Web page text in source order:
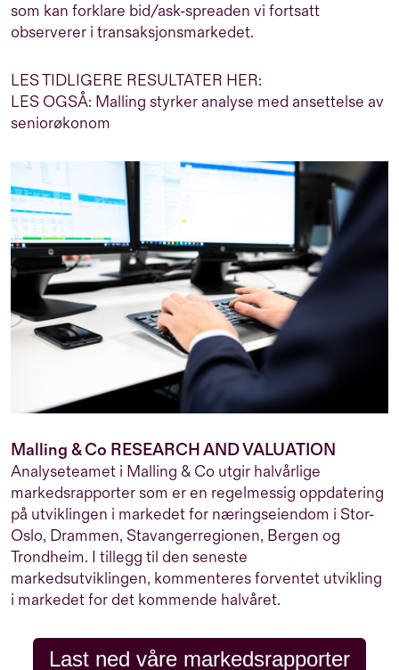
som kan forklare bid/ask-spreaden vi fortsatt
observerer i transaksjonsmarkedet.
LES TIDLIGERE RESULTATER HER:
LES OGSÅ: Malling styrker analyse med ansettelse av
seniorøkonom
Malling & Co RESEARCH AND VALUATION
Analyseteamet i Malling & Co utgir halvårlige
markedsrapporter som er en regelmessig oppdatering
på utviklingen i markedet for næringseiendom i Stor-
Oslo, Drammen, Stavangerregionen, Bergen og
Trondheim. I tillegg til den seneste
markedsutviklingen, kommenteres forventet utvikling
i markedet for det kommende halvåret.
Last ned våre markedsrapporter